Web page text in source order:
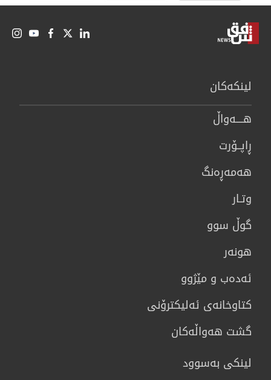
لینكەكان
هــــه‌واڵ
ڕاپــۆرت
هه‌مه‌ڕه‌نگ
وتـار
گوڵ سوو
هونه‌ر
ئەدەب و مێژوو
كتاوخانه‌ی ئه‌ليكترۆنی
گشت هەواڵەکان
لینکی بەسوود